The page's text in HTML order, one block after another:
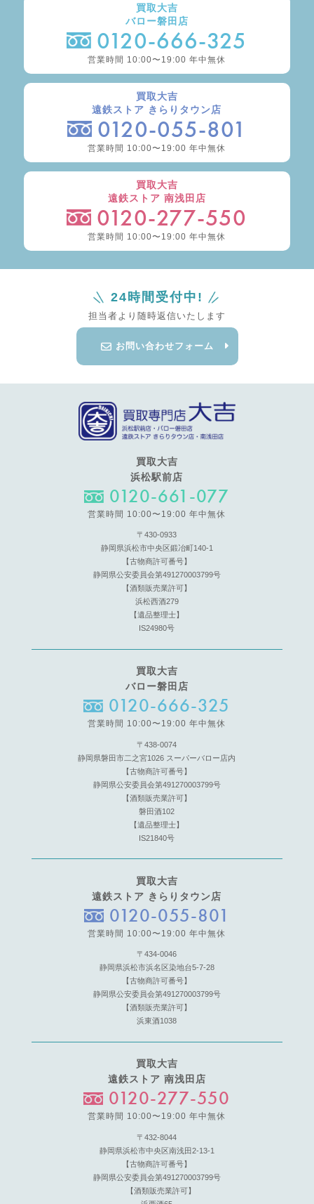
買取大吉
バロー磐田店
0120-666-325
営業時間 10:00〜19:00 年中無休
買取大吉
遠鉄ストア きらりタウン店
0120-055-801
営業時間 10:00〜19:00 年中無休
買取大吉
遠鉄ストア 南浅田店
0120-277-550
営業時間 10:00〜19:00 年中無休
24時間受付中!
担当者より随時返信いたします
お問い合わせフォーム
買取大吉
浜松駅前店
0120-661-077
営業時間 10:00〜19:00 年中無休
〒430-0933
静岡県浜松市中央区鍛冶町140-1
【古物商許可番号】
静岡県公安委員会第491270003799号
【酒類販売業許可】
浜松西酒279
【遺品整理士】
IS24980号
買取大吉
バロー磐田店
0120-666-325
営業時間 10:00〜19:00 年中無休
〒438-0074
静岡県磐田市二之宮1026 スーパーバロー店内
【古物商許可番号】
静岡県公安委員会第491270003799号
【酒類販売業許可】
磐田酒102
【遺品整理士】
IS21840号
買取大吉
遠鉄ストア きらりタウン店
0120-055-801
営業時間 10:00〜19:00 年中無休
〒434-0046
静岡県浜松市浜名区染地台5-7-28
【古物商許可番号】
静岡県公安委員会第491270003799号
【酒類販売業許可】
浜東酒1038
買取大吉
遠鉄ストア 南浅田店
0120-277-550
営業時間 10:00〜19:00 年中無休
〒432-8044
静岡県浜松市中央区南浅田2-13-1
【古物商許可番号】
静岡県公安委員会第491270003799号
【酒類販売業許可】